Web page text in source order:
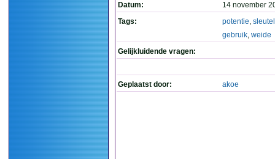
Datum:
14 november
Tags:
potentie,
gebruik, weide
Gelijkluidende vragen:
Geplaatst door: akoe